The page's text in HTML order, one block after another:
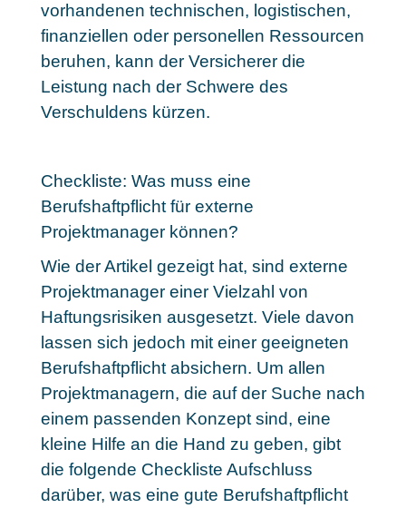
vorhandenen technischen, logistischen,
finanziellen oder personellen Ressourcen
beruhen, kann der Versicherer die
Leistung nach der Schwere des
Verschuldens kürzen.
Checkliste: Was muss eine
Berufshaftpflicht für externe
Projektmanager können?
Wie der Artikel gezeigt hat, sind externe
Projektmanager einer Vielzahl von
Haftungsrisiken ausgesetzt. Viele davon
lassen sich jedoch mit einer geeigneten
Berufshaftpflicht absichern. Um allen
Projektmanagern, die auf der Suche nach
einem passenden Konzept sind, eine
kleine Hilfe an die Hand zu geben, gibt
die folgende Checkliste Aufschluss
darüber, was eine gute Berufshaftpflicht